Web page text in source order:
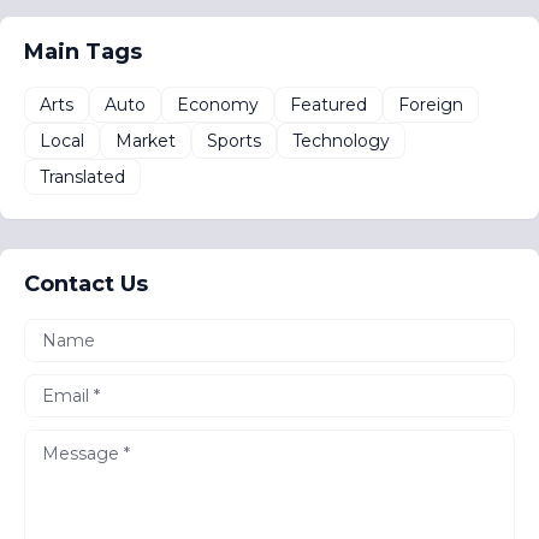
Main Tags
Arts Auto Economy Featured
Foreign
Local
Market Sports
Technology
Translated
Contact Us